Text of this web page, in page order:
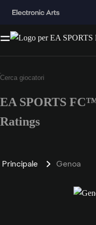
EA SPORTS
Ratings
Principale Genoa